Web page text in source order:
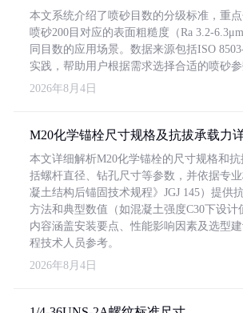
本文系统介绍了喷砂目数的分级标准，重
喷砂200目对应的表面粗糙度（Ra 3.2-
同目数的应用场景。数据来源包括ISO
实践，帮助用户根据需求选择合适的喷砂参
2026年8月4日
M20化学锚栓尺寸规格及抗拔承载力
本文详细解析M20化学锚栓的尺寸规格和
括螺杆直径、钻孔尺寸等参数，并依据专
凝土结构后锚固技术规程》JGJ 145）提供
方法和典型数值（如混凝土强度C30下设计
内容涵盖安装要点、性能影响因素及选型
程技术人员参考。
2026年8月4日